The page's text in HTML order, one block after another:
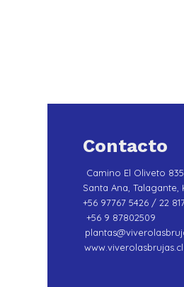
Contacto
Camino El Oliveto 835
Santa Ana, Talagante,
+56 97767 5426 / 22
+56 9 87802509
www.viverolasbrujas.cl